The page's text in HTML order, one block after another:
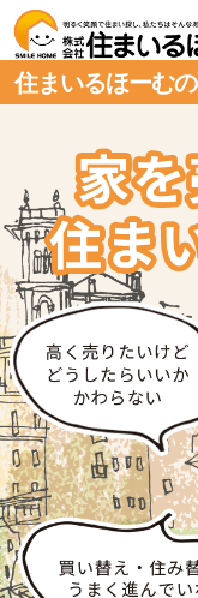
住まいるほーむ